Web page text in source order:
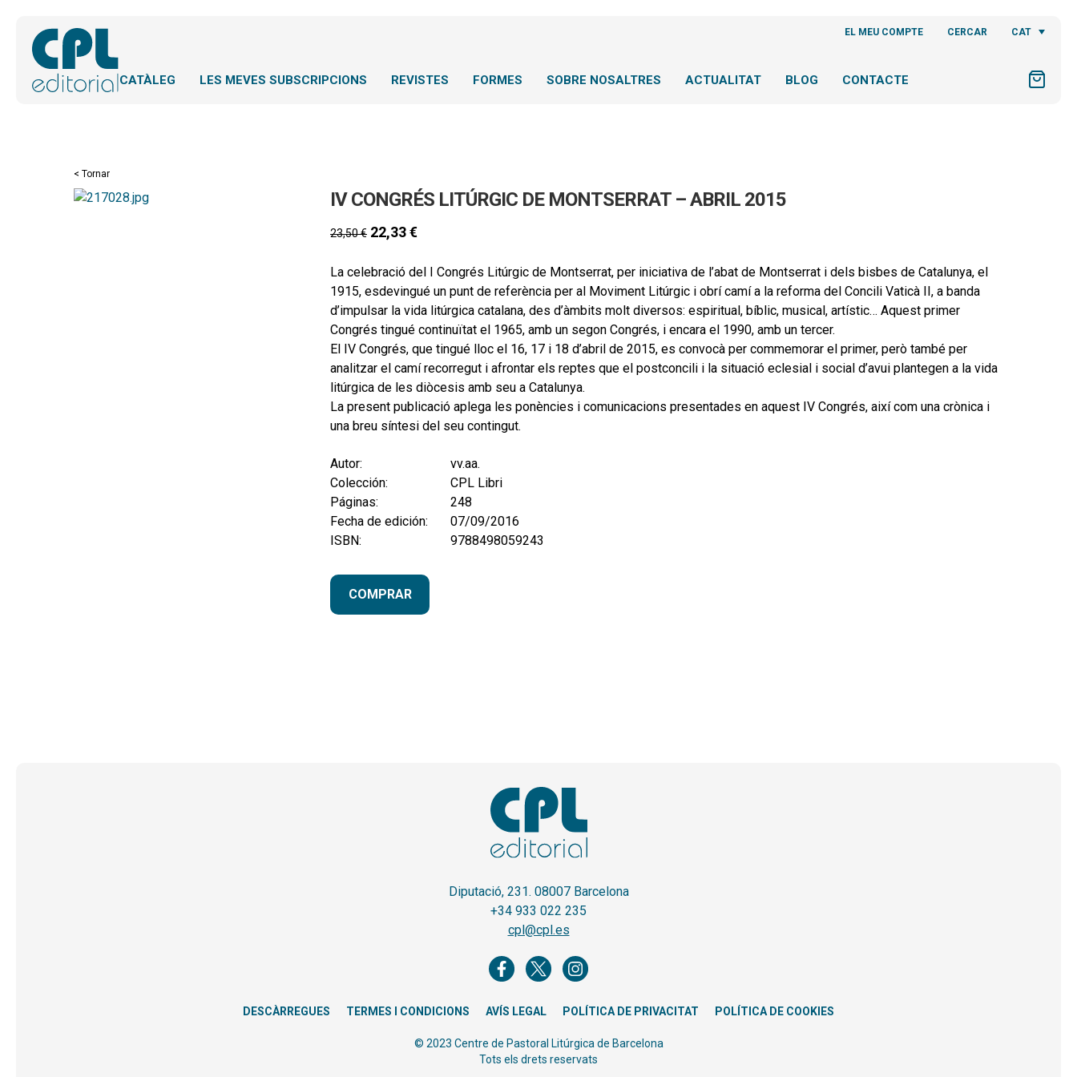
EL MEU COMPTE CERCAR CAT
CATÀLEG LES MEVES SUBSCRIPCIONS REVISTES FORMES SOBRE NOSALTRES ACTUALITAT BLOG CONTACTE
< Tornar
IV CONGRÉS LITÚRGIC DE MONTSERRAT – ABRIL 2015
23,50€ 22,33€
La celebració del I Congrés Litúrgic de Montserrat, per iniciativa de l’abat de Montserrat i dels bisbes de Catalunya, el
1915, esdevingué un punt de referència per al Moviment Litúrgic i obrí camí a la reforma del Concili Vaticà II, a banda
d’impulsar la vida litúrgica catalana, des d’àmbits molt diversos: espiritual, bíblic, musical, artístic… Aquest primer
Congrés tingué continuïtat el 1965, amb un segon Congrés, i encara el 1990, amb un tercer.
El IV Congrés, que tingué lloc el 16, 17 i 18 d’abril de 2015, es convocà per commemorar el primer, però també per
analitzar el camí recorregut i afrontar els reptes que el postconcili i la situació eclesial i social d’avui plantegen a la vida
litúrgica de les diòcesis amb seu a Catalunya.
La present publicació aplega les ponències i comunicacions presentades en aquest IV Congrés, així com una crònica i
una breu síntesi del seu contingut.
Autor:
vv.aa.
Colección:
CPL Libri
Páginas:
248
Fecha de edición:
07/09/2016
ISBN:
9788498059243
COMPRAR
Diputació, 231. 08007 Barcelona
+34 933 022 235
cpl@cpl.es
DESCÀRREGUES TERMES I CONDICIONS AVÍS LEGAL POLÍTICA DE PRIVACITAT POLÍTICA DE COOKIES
© 2023 Centre de Pastoral Litúrgica de Barcelona
Tots els drets reservats